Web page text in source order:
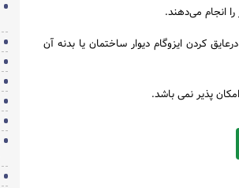
انجام می‌دهند.
کردن ایزوگام دیوار ساختمان یا بدنه آن
پذیر نمی باشد.